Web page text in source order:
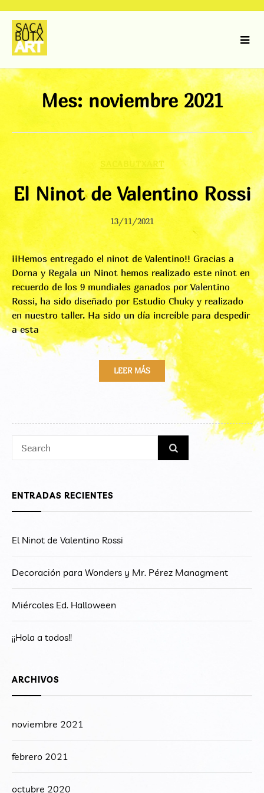
content
Mes: noviembre 2021
SACABUTXART
El Ninot de Valentino Rossi
13/11/2021
¡¡Hemos entregado el ninot de Valentino!! Gracias a
Dorna y Regala un Ninot hemos realizado este ninot en
recuerdo de los 9 mundiales ganados por Valentino
Rossi, ha sido diseñado por Estudio Chuky y realizado
en nuestro taller. Ha sido un día increíble para despedir
a esta
LEER MÁS
Search
SEARCH
ENTRADAS RECIENTES
El Ninot de Valentino Rossi
Decoración para Wonders y Mr. Pérez Managment
Miércoles Ed. Halloween
¡¡Hola a todos!!
ARCHIVOS
noviembre 2021
febrero 2021
octubre 2020